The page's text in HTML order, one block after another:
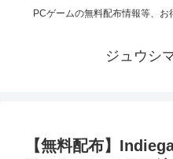
PCゲームの無料配布情報等、お
ジュウシ
【無料配布】